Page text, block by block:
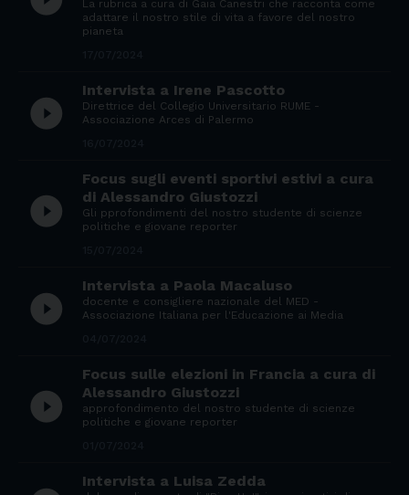
La rubrica a cura di Gaia Canestri che racconta come
adattare il nostro stile di vita a favore del nostro
pianeta
play_circle_filled
Intervista a Irene Pascotto
Direttrice del Collegio Universitario RUME -
Associazione Arces di Palermo
play_circle_filled
Focus sugli eventi sportivi estivi a cura
di Alessandro Giustozzi
Gli pprofondimenti del nostro studente di scienze
politiche e giovane reporter
play_circle_filled
Intervista a Paola Macaluso
docente e consigliere nazionale del MED -
Associazione Italiana per l'Educazione ai Media
play_circle_filled
Focus sulle elezioni in Francia a cura di
Alessandro Giustozzi
approfondimento del nostro studente di scienze
politiche e giovane reporter
Intervista a Luisa Zedda